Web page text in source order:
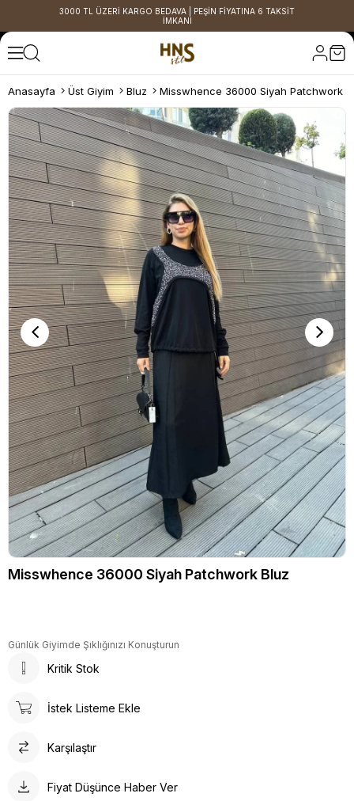
3000 TL ÜZERİ KARGO BEDAVA | PEŞİN FİYATINA 6 TAKSİT
İMKANI
Anasayfa Üst Giyim Bluz Misswhence 36000 Siyah Patchwork
Misswhence 36000 Siyah Patchwork Bluz
Günlük Giyimde Şıklığınızı Konuşturun
Kritik Stok
İstek Listeme Ekle
Karşılaştır
Fiyat Düşünce Haber Ver